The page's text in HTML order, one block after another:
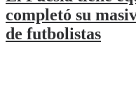
completó su
de futbolistas